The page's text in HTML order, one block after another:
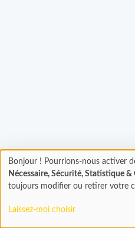
Chargement
En cours...
Bonjour ! Pourrions-nous activer
Nécessaire, Sécurité, Statistique
toujours modifier ou retirer votre
Laissez-moi choisir